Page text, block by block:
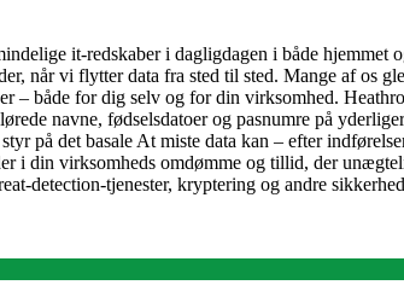
it-redskaber i dagligdagen i både
når vi flytter data fra sted til sted. Mange af os
både for dig selv og for din virksomhed.
navne, fødselsdatoer og pasnumre på
på det basale At miste data kan – efter
i din virksomheds omdømme og tillid, der
detection-tjenester, kryptering og andre